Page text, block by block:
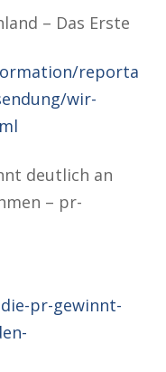
– Das Erste
reporta
wir-
deutlich an
– pr-
pr-gewinnt-